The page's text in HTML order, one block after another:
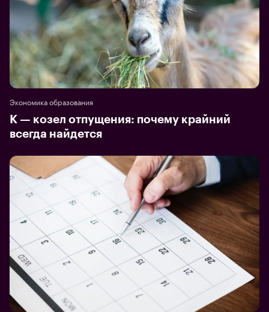
Экономика образования
К — козел отпущения: почему крайний
всегда найдется